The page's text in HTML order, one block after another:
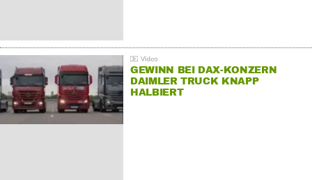
GEWINN BEI DAX-KONZERN
DAIMLER TRUCK KNAPP
HALBIERT